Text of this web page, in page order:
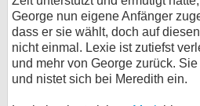
George nun eigene Anfänger
dass er sie wählt, doch auf
nicht einmal. Lexie ist zutiefst
und mehr von George zurück.
und nistet sich bei Meredith ein.